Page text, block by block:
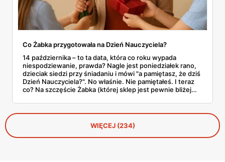
Co Żabka przygotowała na Dzień Nauczyciela?
14 października – to ta data, która co roku wypada
niespodziewanie, prawda? Nagle jest poniedziałek rano,
dzieciak siedzi przy śniadaniu i mówi "a pamiętasz, że dziś
Dzień Nauczyciela?". No właśnie. Nie pamiętałeś. I teraz
co? Na szczęście Żabka (której sklep jest pewnie bliżej
ofertę na tę okazję. Od Kit Kata za 7,50 zł po Ferrero za 33
złote. Sprawdzamy, co warto rzucić do koszyka, zanim
dotrze do ciebie, że znowu zapomniałeś o ważnym dniu.
WIĘCEJ (234)